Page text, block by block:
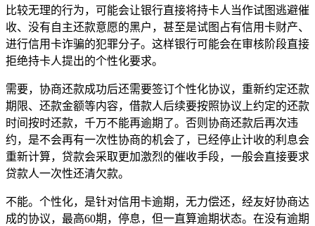
比较无理的行为，可能会让银行直接将持卡人当作试图逃避催
收、没有自主还款意愿的黑户，甚至是试图占有信用卡财产、
进行信用卡诈骗的犯罪分子。这样银行可能会在审核阶段直接
拒绝持卡人提出的个性化要求。
需要，协商还款成功后还需要签订个性化协议，重新约定还款
期限、还款金额等内容，借款人后续要按照协议上约定的还款
时间按时还款，千万不能再逾期了。否则协商还款后再次违
约，是不会再有一次性协商的机会了，已经停止计收的利息会
重新计算，贷款会采取更加激烈的催收手段，一般会直接要求
贷款人一次性还清欠款。
不能。个性化，是针对信用卡逾期，无力偿还，经友好协商达
成的协议，最高60期，停息，但一直算逾期状态。在没有逾期